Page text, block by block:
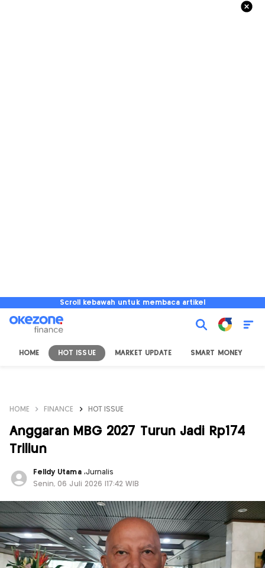
Scroll kebawah untuk membaca artikel
HOME HOT ISSUE MARKET UPDATE SMART MONEY
HOME FINANCE HOT ISSUE
Anggaran MBG 2027 Turun Jadi Rp174
Triliun
Felldy Utama ,Jurnalis
Senin, 06 Juli 2026 |17:42 WIB